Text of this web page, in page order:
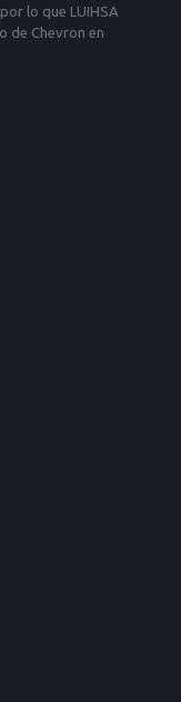
lo que LUIHSA
de Chevron en